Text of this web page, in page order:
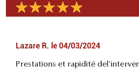
Lazare R. le 04/03/2024
Prestations et rapidité